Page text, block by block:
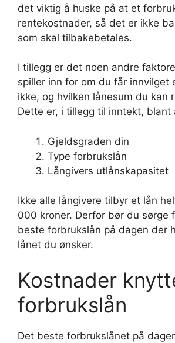
det viktig å huske på at et
rentekostnader, så det er ikke
som skal tilbakebetales.
I tillegg er det noen andre
spiller inn for om du får innvilget
ikke, og hvilken lånesum du kan
Dette er, i tillegg til inntekt, blant
Gjeldsgraden din
Type forbrukslån
Långivers utlånskapasitet
Ikke alle långivere tilbyr et lån
000 kroner. Derfor bør du sørge
beste forbrukslån på dagen der
lånet du ønsker.
Kostnader
forbrukslån
Det beste forbrukslånet på